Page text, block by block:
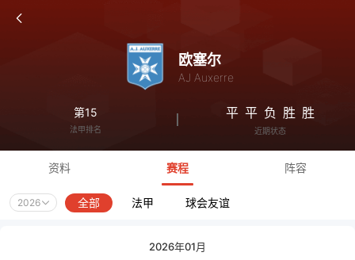
欧塞尔
AJ Auxerre
第15
法甲排名
平 平 负 胜 胜
近期状态
资料 赛程 阵容
2026 全部 法甲 球会友谊
2026年01月